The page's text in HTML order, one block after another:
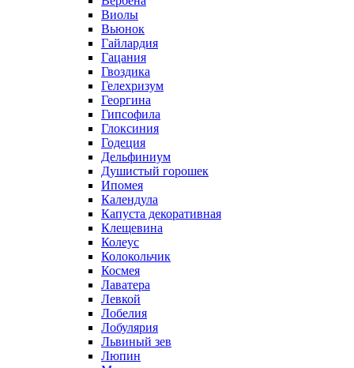
Виолы
Вьюнок
Гайлардия
Гацания
Гвоздика
Гелехризум
Георгина
Гипсофила
Глоксиния
Годеция
Дельфиниум
Душистый горошек
Ипомея
Календула
Капуста декоративная
Клещевина
Колеус
Колокольчик
Космея
Лаватера
Левкой
Лобелия
Лобулярия
Львиный зев
Люпин